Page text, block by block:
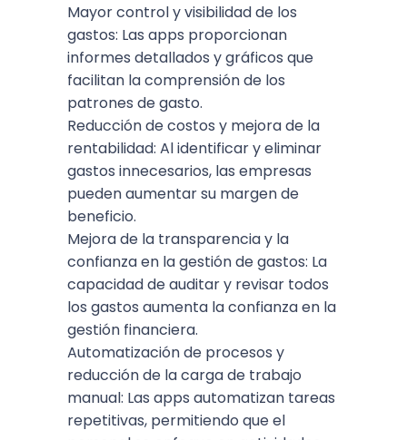
Mayor control y visibilidad de los
gastos: Las apps proporcionan
informes detallados y gráficos que
facilitan la comprensión de los
patrones de gasto.
Reducción de costos y mejora de la
rentabilidad: Al identificar y eliminar
gastos innecesarios, las empresas
pueden aumentar su margen de
beneficio.
Mejora de la transparencia y la
confianza en la gestión de gastos: La
capacidad de auditar y revisar todos
los gastos aumenta la confianza en la
gestión financiera.
Automatización de procesos y
reducción de la carga de trabajo
manual: Las apps automatizan tareas
repetitivas, permitiendo que el